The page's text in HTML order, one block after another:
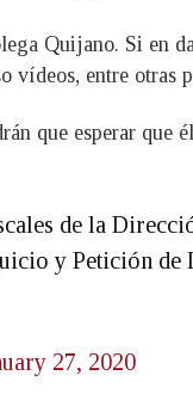
Quijano. Si en
vídeos, entre otras
que esperar que
de la
y Petición de
27, 2020